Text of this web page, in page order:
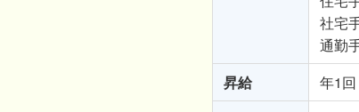
社宅
通勤
昇給
年1回